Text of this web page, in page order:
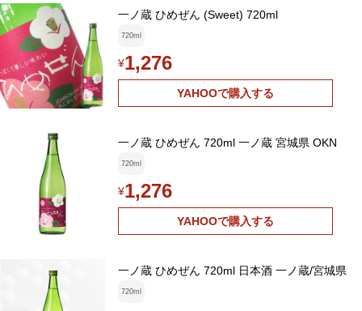
一ノ蔵 ひめぜん (Sweet) 720ml
720ml
¥1,276
YAHOOで購入する
一ノ蔵 ひめぜん 720ml 一ノ蔵 宮城県 OKN
720ml
¥1,276
YAHOOで購入する
一ノ蔵 ひめぜん 720ml 日本酒 一ノ蔵/宮城県
720ml